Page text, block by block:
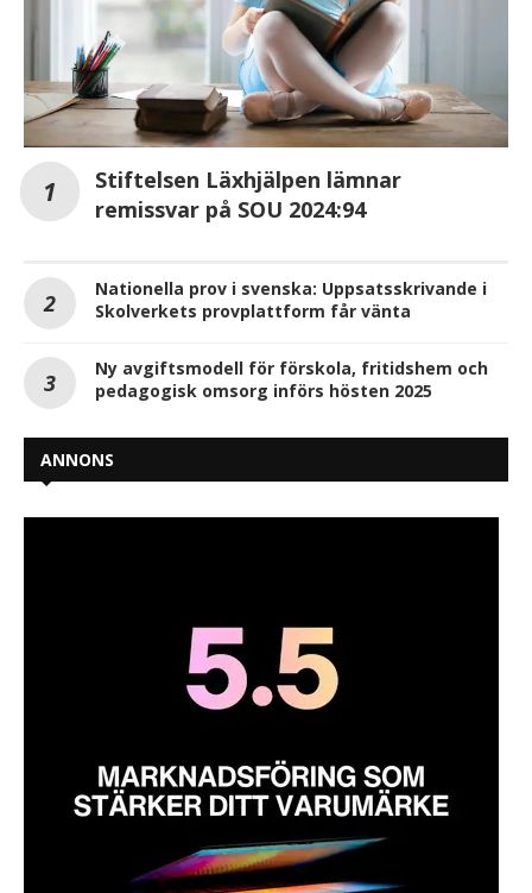
Stiftelsen Läxhjälpen lämnar
remissvar på SOU 2024:94
Nationella prov i svenska: Uppsatsskrivande i
Skolverkets provplattform får vänta
Ny avgiftsmodell för förskola, fritidshem och
pedagogisk omsorg införs hösten 2025
ANNONS